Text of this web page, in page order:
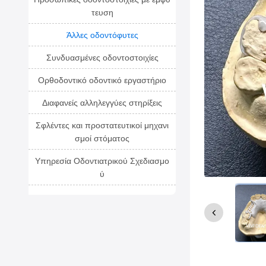
τευση
Άλλες οδοντόφυτες
Συνδυασμένες οδοντοστοιχίες
Ορθοδοντικό οδοντικό εργαστήριο
Διαφανείς αλληλεγγύες στηρίξεις
Σφλέντες και προστατευτικοί μηχανι
σμοί στόματος
Υπηρεσία Οδοντιατρικού Σχεδιασμο
ύ